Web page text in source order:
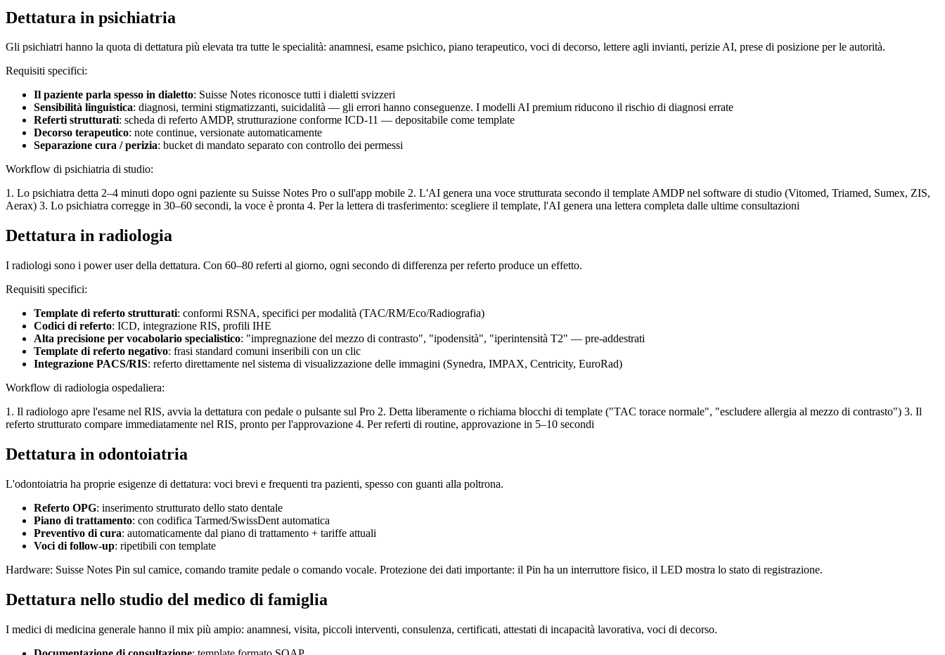
Dettatura in psichiatria
Gli psichiatri hanno la quota di dettatura più elevata tra tutte le specialità: anamnesi, esame psichico, piano terapeutico, voci di decorso, lettere agli invianti, perizie AI, prese di posizione per le autorità.
Requisiti specifici:
Il paziente parla spesso in dialetto: Suisse Notes riconosce tutti i dialetti svizzeri
Sensibilità linguistica: diagnosi, termini stigmatizzanti, suicidalità — gli errori hanno conseguenze. I modelli AI premium riducono il rischio di diagnosi errate
Referti strutturati: scheda di referto AMDP, strutturazione conforme ICD-11 — depositabile come template
Decorso terapeutico: note continue, versionate automaticamente
Separazione cura / perizia: bucket di mandato separato con controllo dei permessi
Workflow di psichiatria di studio:
1. Lo psichiatra detta 2–4 minuti dopo ogni paziente su Suisse Notes Pro o sull'app mobile 2. L'AI genera una voce strutturata secondo il template AMDP nel software di studio (Vitomed, Triamed, Sumex, ZIS,
Aerax) 3. Lo psichiatra corregge in 30–60 secondi, la voce è pronta 4. Per la lettera di trasferimento: scegliere il template, l'AI genera una lettera completa dalle ultime consultazioni
Dettatura in radiologia
I radiologi sono i power user della dettatura. Con 60–80 referti al giorno, ogni secondo di differenza per referto produce un effetto.
Requisiti specifici:
Template di referto strutturati: conformi RSNA, specifici per modalità (TAC/RM/Eco/Radiografia)
Codici di referto: ICD, integrazione RIS, profili IHE
Alta precisione per vocabolario specialistico: "impregnazione del mezzo di contrasto", "ipodensità", "iperintensità T2" — pre-addestrati
Template di referto negativo: frasi standard comuni inseribili con un clic
Integrazione PACS/RIS: referto direttamente nel sistema di visualizzazione delle immagini (Synedra, IMPAX, Centricity, EuroRad)
Workflow di radiologia ospedaliera:
1. Il radiologo apre l'esame nel RIS, avvia la dettatura con pedale o pulsante sul Pro 2. Detta liberamente o richiama blocchi di template ("TAC torace normale", "escludere allergia al mezzo di contrasto") 3. Il
referto strutturato compare immediatamente nel RIS, pronto per l'approvazione 4. Per referti di routine, approvazione in 5–10 secondi
Dettatura in odontoiatria
L'odontoiatria ha proprie esigenze di dettatura: voci brevi e frequenti tra pazienti, spesso con guanti alla poltrona.
Referto OPG: inserimento strutturato dello stato dentale
Piano di trattamento: con codifica Tarmed/SwissDent automatica
Preventivo di cura: automaticamente dal piano di trattamento + tariffe attuali
Voci di follow-up: ripetibili con template
Hardware: Suisse Notes Pin sul camice, comando tramite pedale o comando vocale. Protezione dei dati importante: il Pin ha un interruttore fisico, il LED mostra lo stato di registrazione.
Dettatura nello studio del medico di famiglia
I medici di medicina generale hanno il mix più ampio: anamnesi, visita, piccoli interventi, consulenza, certificati, attestati di incapacità lavorativa, voci di decorso.